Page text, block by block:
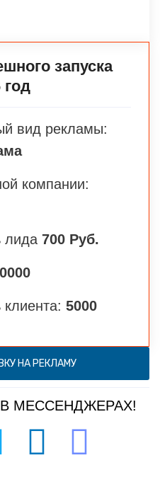
запуска
вид рекламы:
компании:
лида 700 Руб.
5000
НА РЕКЛАМУ
МЕССЕНДЖЕРАХ!